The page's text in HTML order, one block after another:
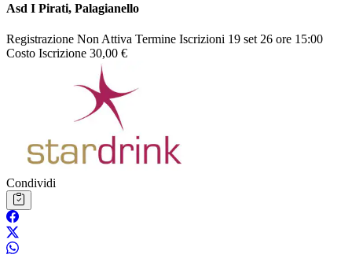
Asd I Pirati, Palagianello
Registrazione Non Attiva Termine Iscrizioni 19 set 26 ore 15:00
Costo Iscrizione 30,00 €
Condividi